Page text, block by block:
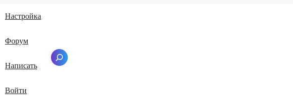
Настройка
Форум
Написать
Войти
Поиск